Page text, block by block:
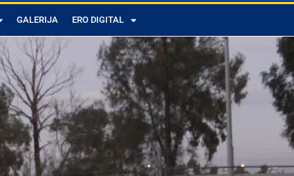
GALERIJA ERO DIGITAL